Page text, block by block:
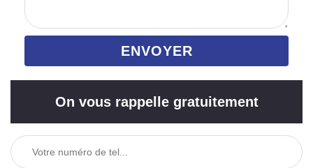
On vous rappelle gratuitement